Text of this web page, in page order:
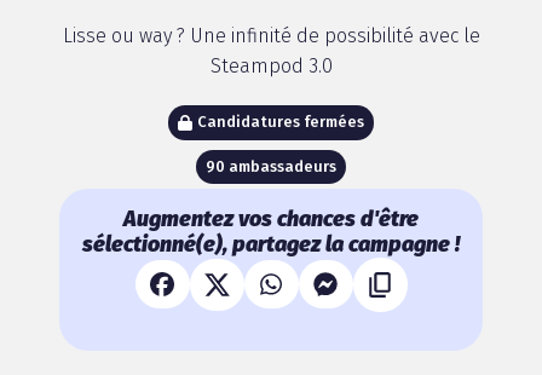
Lisse ou way ? Une infinité de possibilité avec le
Steampod 3.0
Candidatures fermées
90 ambassadeurs
Augmentez vos chances d'être
sélectionné(e), partagez la campagne !